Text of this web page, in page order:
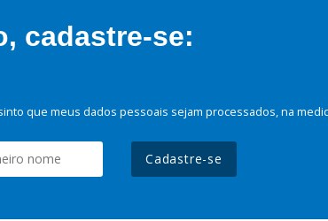
cadastre-se:
que meus dados pessoais sejam processados, na
Cadastre-se